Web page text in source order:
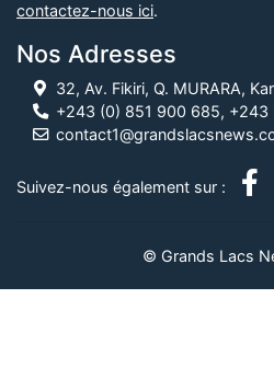
contactez-nous ici.
Nos Adresses
32, Av. Fikiri, Q. MURARA,
+243 (0) 851 900 685,
Suivez-nous également sur :
© Grands Lacs